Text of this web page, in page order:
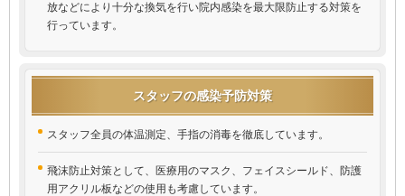
放などにより十分な換気を行い院内感染を最大限防止する対策を
行っています。
スタッフの感染予防対策
スタッフ全員の体温測定、手指の消毒を徹底しています。
飛沫防止対策として、医療用のマスク、フェイスシールド、防護
用アクリル板などの使用も考慮しています。